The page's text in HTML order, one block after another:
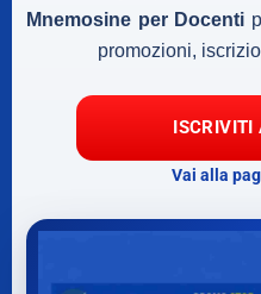
Mnemosine per Docenti
promozioni,
ISCRIVITI
Vai alla